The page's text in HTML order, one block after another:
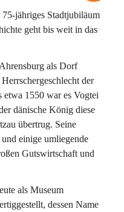
jähriges Stadtjubiläum
geht bis weit in das
als Dorf
der
etwa 1550 war es Vogtei
dänische König diese
übertrug. Seine
einige umliegende
Gutswirtschaft und
als Museum
dessen Name